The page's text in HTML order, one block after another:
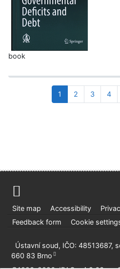
book
1 2 3 4
Site map Accessibility
Feedback form
Cookie
Ústavní soud, IČO: 48513687,
660 83 Brno